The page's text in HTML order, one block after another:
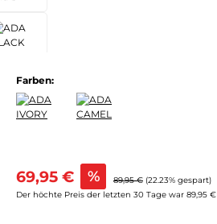
Farben:
Verkaufspreis:
69,95 € % Regulärer Preis:
89,95 € (22.23% gespart)
Der höchte Preis der letzten 30 Tage war 89,95 €